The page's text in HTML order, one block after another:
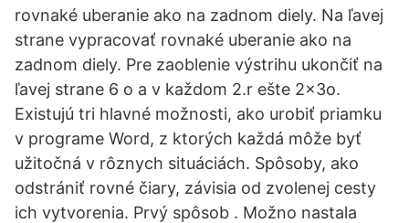
rovnaké uberanie ako na zadnom diely. Na ľavej
strane vypracovať rovnaké uberanie ako na
zadnom diely. Pre zaoblenie výstrihu ukončiť na
ľavej strane 6 o a v každom 2.r ešte 2x3o.
Existujú tri hlavné možnosti, ako urobiť priamku
v programe Word, z ktorých každá môže byť
užitočná v rôznych situáciách. Spôsoby, ako
odstrániť rovné čiary, závisia od zvolenej cesty
ich vytvorenia. Prvý spôsob . Možno nastala